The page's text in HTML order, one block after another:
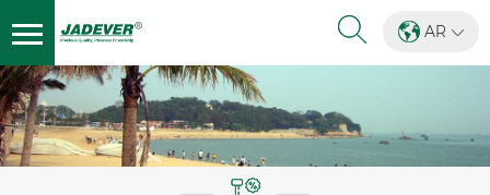
AR